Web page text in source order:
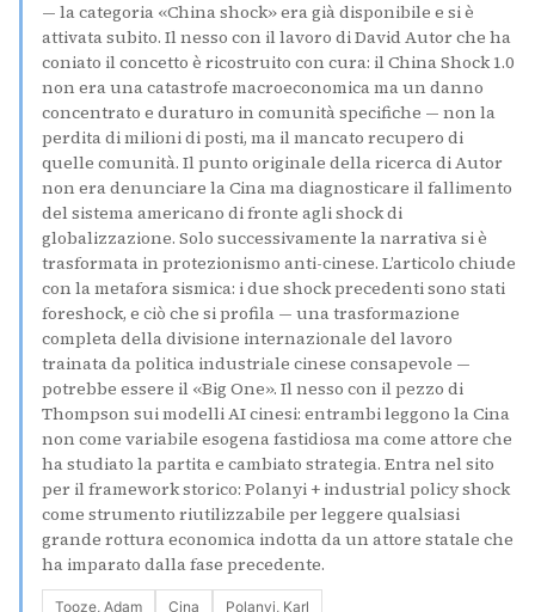
— la categoria «China shock» era già disponibile e si è
attivata subito. Il nesso con il lavoro di David Autor che ha
coniato il concetto è ricostruito con cura: il China Shock 1.0
non era una catastrofe macroeconomica ma un danno
concentrato e duraturo in comunità specifiche — non la
perdita di milioni di posti, ma il mancato recupero di
quelle comunità. Il punto originale della ricerca di Autor
non era denunciare la Cina ma diagnosticare il fallimento
del sistema americano di fronte agli shock di
globalizzazione. Solo successivamente la narrativa si è
trasformata in protezionismo anti-cinese. L’articolo chiude
con la metafora sismica: i due shock precedenti sono stati
foreshock, e ciò che si profila — una trasformazione
completa della divisione internazionale del lavoro
trainata da politica industriale cinese consapevole —
potrebbe essere il «Big One». Il nesso con il pezzo di
Thompson sui modelli AI cinesi: entrambi leggono la Cina
non come variabile esogena fastidiosa ma come attore che
ha studiato la partita e cambiato strategia. Entra nel sito
per il framework storico: Polanyi + industrial policy shock
come strumento riutilizzabile per leggere qualsiasi
grande rottura economica indotta da un attore statale che
ha imparato dalla fase precedente.
Tooze, Adam Cina Polanyi, Karl